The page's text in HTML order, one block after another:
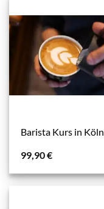
Barista Kurs in Köln
99,90€